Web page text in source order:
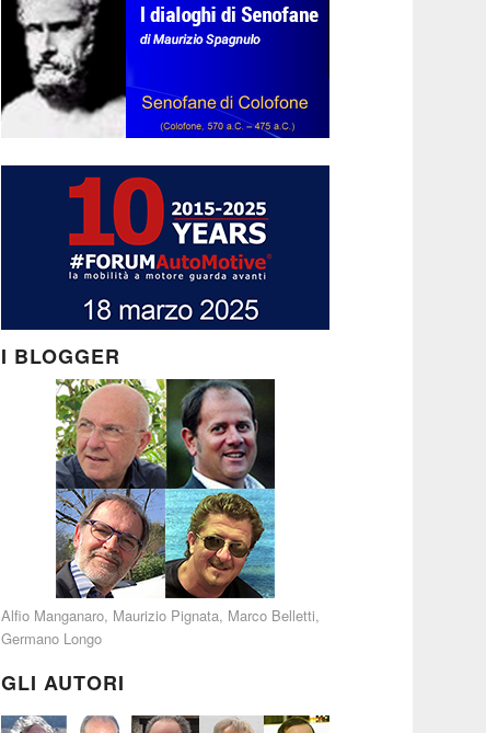
I BLOGGER
Alfio Manganaro, Maurizio Pignata, Marco Belletti,
Germano Longo
GLI AUTORI